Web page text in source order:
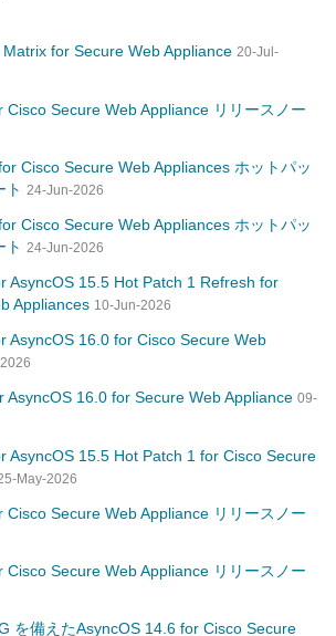
for Secure Web Appliance 20-Jul-
Cisco Secure Web Appliance リリースノー
Cisco Secure Web Appliances ホットパッ
ト 24-Jun-2026
Cisco Secure Web Appliances ホットパッ
ト 24-Jun-2026
AsyncOS 15.5 Hot Patch 1 Refresh for
Appliances 10-Jun-2026
AsyncOS 16.0 for Cisco Secure Web
AsyncOS 16.0 for Secure Web Appliance 09-
AsyncOS 15.5 Hot Patch 1 for Cisco Secure
May-2026
Cisco Secure Web Appliance リリースノー
Cisco Secure Web Appliance リリースノー
を備えたAsyncOS 14.6 for Cisco Secure